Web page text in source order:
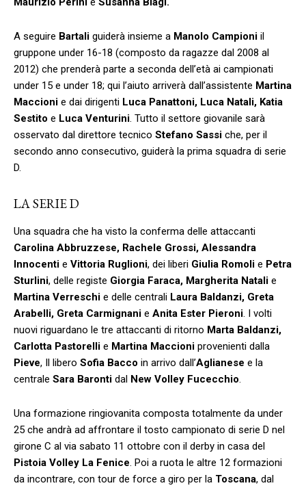
A seguire Bartali guiderà insieme a Manolo Campioni il
gruppone under 16-18 (composto da ragazze dal 2008 al
2012) che prenderà parte a seconda dell’età ai campionati
under 15 e under 18; qui l’aiuto arriverà dall’assistente Martina
Maccioni e dai dirigenti Luca Panattoni, Luca Natali, Katia
Sestito e Luca Venturini. Tutto il settore giovanile sarà
osservato dal direttore tecnico Stefano Sassi che, per il
secondo anno consecutivo, guiderà la prima squadra di serie
D.
LA SERIE D
Una squadra che ha visto la conferma delle attaccanti
Carolina Abbruzzese, Rachele Grossi, Alessandra
Innocenti e Vittoria Ruglioni, dei liberi Giulia Romoli e Petra
Sturlini, delle registe Giorgia Faraca, Margherita Natali e
Martina Verreschi e delle centrali Laura Baldanzi, Greta
Arabelli, Greta Carmignani e Anita Ester Pieroni. I volti
nuovi riguardano le tre attaccanti di ritorno Marta Baldanzi,
Carlotta Pastorelli e Martina Maccioni provenienti dalla
Pieve, Il libero Sofia Bacco in arrivo dall’Aglianese e la
centrale Sara Baronti dal New Volley Fucecchio.
Una formazione ringiovanita composta totalmente da under
25 che andrà ad affrontare il tosto campionato di serie D nel
girone C al via sabato 11 ottobre con il derby in casa del
Pistoia Volley La Fenice. Poi a ruota le altre 12 formazioni
da incontrare, con tour de force a giro per la Toscana, dal